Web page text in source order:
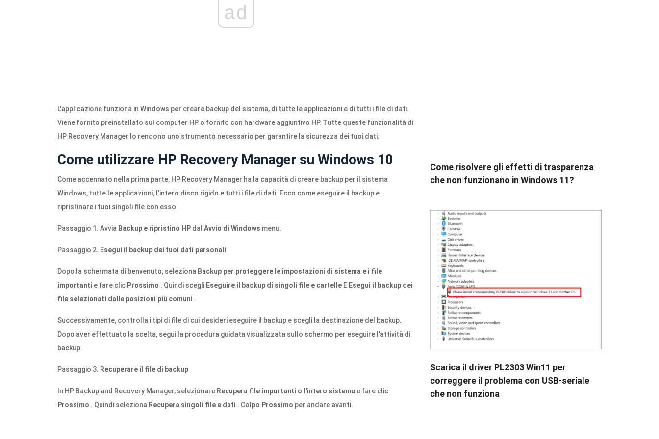
ad
L'applicazione funziona in Windows per creare backup del sistema, di tutte le applicazioni e di tutti i file di dati.
Viene fornito preinstallato sul computer HP o fornito con hardware aggiuntivo HP. Tutte queste funzionalità di
HP Recovery Manager lo rendono uno strumento necessario per garantire la sicurezza dei tuoi dati.
Come utilizzare HP Recovery Manager su Windows 10
Come accennato nella prima parte, HP Recovery Manager ha la capacità di creare backup per il sistema
Windows, tutte le applicazioni, l'intero disco rigido e tutti i file di dati. Ecco come eseguire il backup e
ripristinare i tuoi singoli file con esso.
Passaggio 1. Avvia Backup e ripristino HP dal Avvio di Windows menu.
Passaggio 2. Esegui il backup dei tuoi dati personali
Dopo la schermata di benvenuto, seleziona Backup per proteggere le impostazioni di sistema e i file
importanti e fare clic Prossimo . Quindi scegli Eseguire il backup di singoli file e cartelle E Esegui il backup dei
file selezionati dalle posizioni più comuni .
Successivamente, controlla i tipi di file di cui desideri eseguire il backup e scegli la destinazione del backup.
Dopo aver effettuato la scelta, segui la procedura guidata visualizzata sullo schermo per eseguire l'attività di
backup.
Passaggio 3. Recuperare il file di backup
In HP Backup and Recovery Manager, selezionare Recupera file importanti o l'intero sistema e fare clic
Prossimo . Quindi seleziona Recupera singoli file e dati . Colpo Prossimo per andare avanti.
Come risolvere gli effetti di trasparenza
che non funzionano in Windows 11?
Scarica il driver PL2303 Win11 per
correggere il problema con USB-seriale
che non funziona